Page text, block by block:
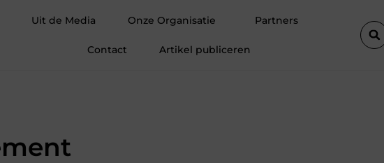
de efficiëntie van een goederenlift merkbaar verhoogt
Uit de Media Onze Organisatie Partners
Contact Artikel publiceren